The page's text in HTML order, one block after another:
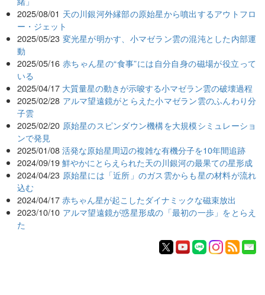
2025/08/01 天の川銀河外縁部の原始星から噴出するアウトフロ
ー・ジェット
2025/05/23 変光星が明かす、小マゼラン雲の混沌とした内部運
動
2025/05/16 赤ちゃん星の“食事”には自分自身の磁場が役立って
いる
2025/04/17 大質量星の動きが示唆する小マゼラン雲の破壊過程
2025/02/28 アルマ望遠鏡がとらえた小マゼラン雲のふんわり分
子雲
2025/02/20 原始星のスピンダウン機構を大規模シミュレーショ
ンで発見
2025/01/08 活発な原始星周辺の複雑な有機分子を10年間追跡
2024/09/19 鮮やかにとらえられた天の川銀河の最果ての星形成
2024/04/23 原始星には「近所」のガス雲からも星の材料が流れ
込む
2024/04/17 赤ちゃん星が起こしたダイナミックな磁束放出
2023/10/10 アルマ望遠鏡が惑星形成の「最初の一歩」をとらえ
た